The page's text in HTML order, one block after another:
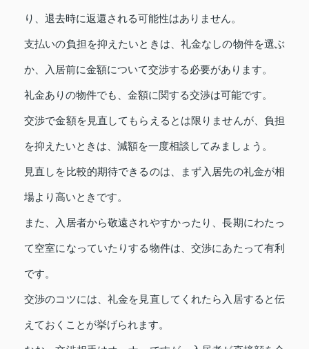
り、退去時に返還される可能性はありません。
支払いの負担を抑えたいときは、礼金なしの物件を選ぶ
か、入居前に金額について交渉する必要があります。
礼金ありの物件でも、金額に関する交渉は可能です。
交渉で金額を見直してもらえるとは限りませんが、負担
を抑えたいときは、減額を一度相談してみましょう。
見直しを比較的期待できるのは、まず入居先の礼金が相
場より高いときです。
また、入居者から敬遠されやすかったり、長期にわたっ
て空室になっていたりする物件は、交渉にあたって有利
です。
交渉のコツには、礼金を見直してくれたら入居すると伝
えておくことが挙げられます。